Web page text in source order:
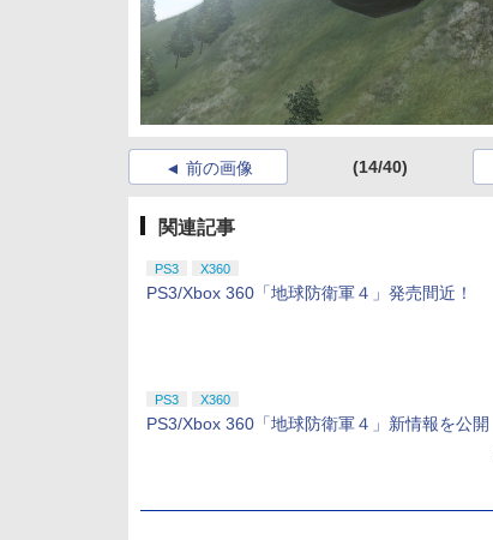
前の画像 (14/40)
関連記事
PS3 X360
PS3/Xbox 360「地球防衛軍４」発売間近！
PS3 X360
PS3/Xbox 360「地球防衛軍４」新情報を公開